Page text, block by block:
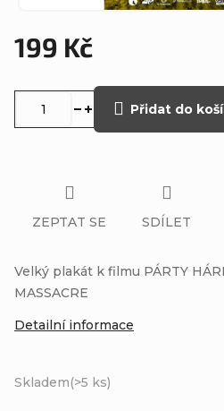
199 Kč
Skladem(>5 ks)
Přidat do
Velký plakát k filmu PÁRTY
MASSACRE
Detailní informace
ZEPTAT SE SDÍLET